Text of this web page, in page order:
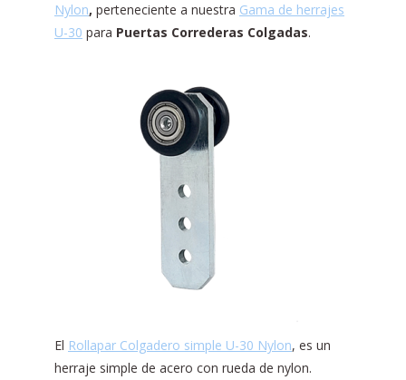
Nylon, perteneciente a nuestra Gama de herrajes
U-30 para Puertas Correderas Colgadas.
El Rollapar Colgadero simple U-30 Nylon, es un
herraje simple de acero con rueda de nylon.